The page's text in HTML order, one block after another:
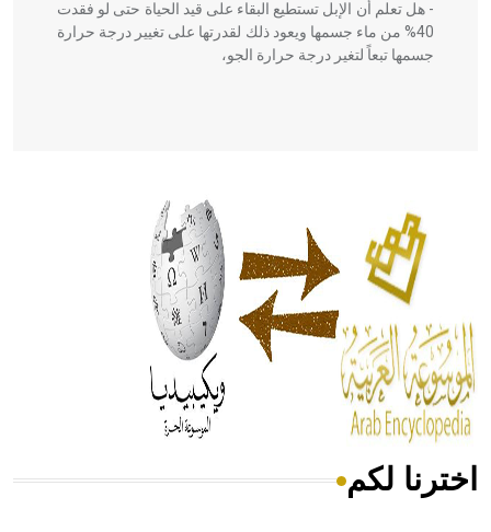
- هل تعلم أن الإبل تستطيع البقاء على قيد الحياة حتى لو فقدت
40% من ماء جسمها ويعود ذلك لقدرتها على تغيير درجة حرارة
جسمها تبعاً لتغير درجة حرارة الجو،
الحكم، الأدلة، تنظيم التغذية، ورسالته في جروح الرأس. ويعود
له الفضل بأنه حرر الطب من الدين والفلسفة.
- هل تعلم أن المرجان إفراز حيواني يتكون في البحر ويتركب
من مادة كربونات الكلسيوم، وهو أحمر أو شديد الحمرة وهو
أجود أنواعه، ويمتاز بكبر الحجم ويسمى الش
هل تعلم أن الأبسيد كلمة فرنسية اللفظ تم اعتمادها مصطلحاً
اخترنا لكم